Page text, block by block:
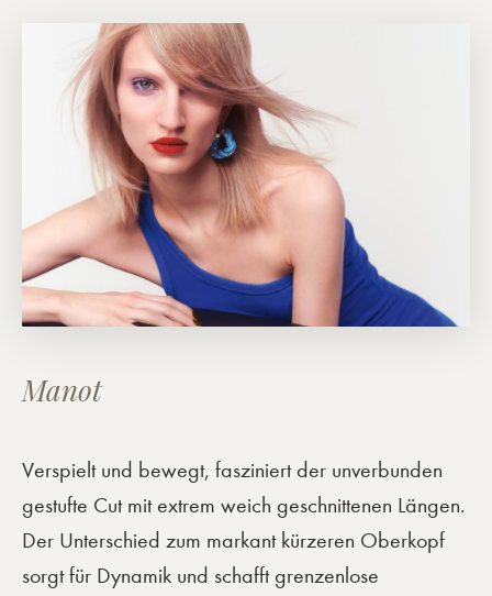
Manot
Verspielt und bewegt, fasziniert der unverbunden
gestufte Cut mit extrem weich geschnittenen Längen.
Der Unterschied zum markant kürzeren Oberkopf
sorgt für Dynamik und schafft grenzenlose